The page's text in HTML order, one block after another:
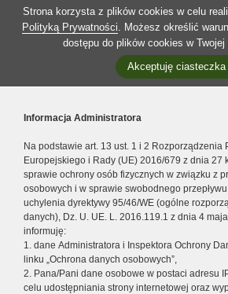
Strona korzysta z plików cookies w celu
Polityką Prywatności. Możesz określić
dostępu do plików cookies w Twojej
Akceptuję ciasteczka
Informacja Administratora
Na podstawie art. 13 ust. 1 i 2 Rozporządzenia
Europejskiego i Rady (UE) 2016/679 z dnia 27
sprawie ochrony osób fizycznych w związku z
osobowych i w sprawie swobodnego
uchylenia dyrektywy 95/46/WE (ogólne
danych), Dz. U. UE. L. 2016.119.1 z dnia 4
informuję:
1. dane Administratora i Inspektora Ochrony
linku „Ochrona danych osobowych”,
2. Pana/Pani dane osobowe w postaci adresu
celu udostępniania strony internetowej oraz